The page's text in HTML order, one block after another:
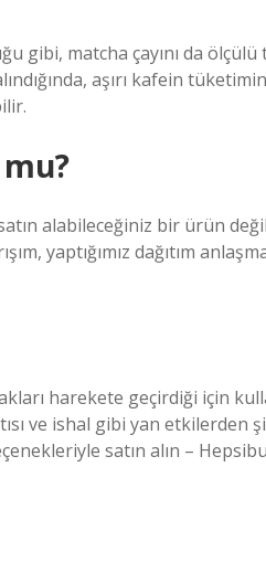
gibi, matcha çayını da
aşırı kafein
alabileceğiniz bir ürün
yaptığımız dağıtım
harekete geçirdiği için
ve ishal gibi yan etkilerden
satın alın –